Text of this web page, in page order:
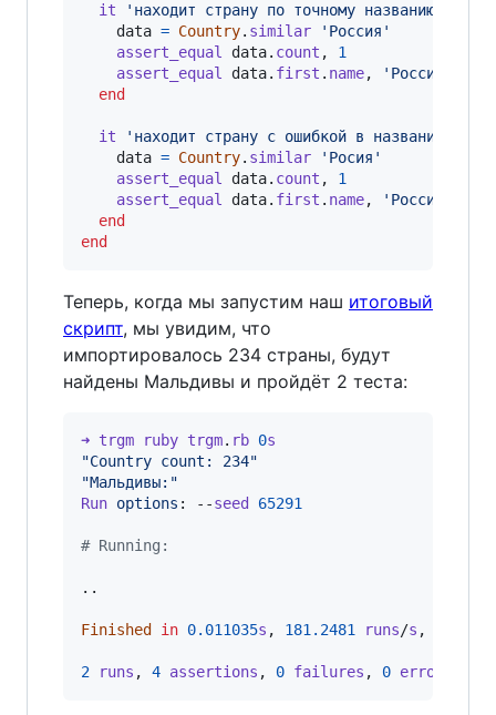
it
'находит страну по точному названию'
data = Country. similar
'Россия'
assert_equal
data. count ,
1
assert_equal
data. first . name,
'Россия'
end
it 'находит страну с ошибкой в названии'
data = Country. similar
'Росия'
assert_equal
data. count ,
1
assert_equal
data. first . name,
'Россия'
end
end
Теперь, когда мы запустим наш итоговый
скрипт, мы увидим, что
импортировалось 234 страны, будут
найдены Мальдивы и пройдёт 2 теста:
➜ trgm ruby trgm. rb 0s
"Country count: 234"
"Мальдивы:"
Run options : --seed 65291
# Running:
..
Finished in 0.011035s , 181.2481 runs/s ,
2 runs , 4 assertions , 0 failures , 0 errors